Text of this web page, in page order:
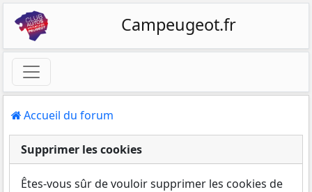
Campeugeot.fr
Accueil du forum
Supprimer les cookies
Êtes-vous sûr de vouloir supprimer les cookies de